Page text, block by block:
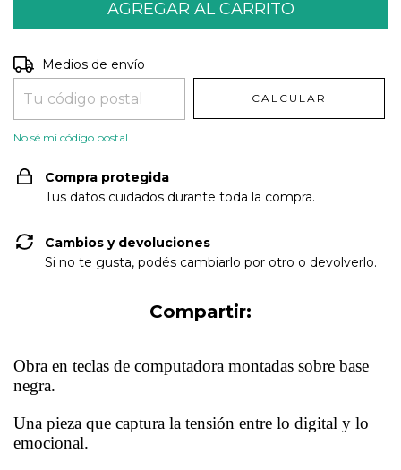
Entregas para el CP:
Medios de envío
CALCULAR
No sé mi código postal
Compra protegida
Tus datos cuidados durante toda la compra.
Cambios y devoluciones
Si no te gusta, podés cambiarlo por otro o devolverlo.
Compartir:
Obra en teclas de computadora montadas sobre base
negra.
Una pieza que captura la tensión entre lo digital y lo
emocional.